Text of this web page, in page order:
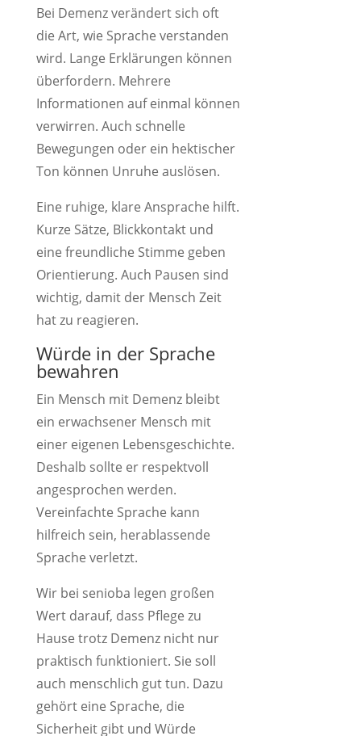
Bei Demenz verändert sich oft
die Art, wie Sprache verstanden
wird. Lange Erklärungen können
überfordern. Mehrere
Informationen auf einmal können
verwirren. Auch schnelle
Bewegungen oder ein hektischer
Ton können Unruhe auslösen.
Eine ruhige, klare Ansprache hilft.
Kurze Sätze, Blickkontakt und
eine freundliche Stimme geben
Orientierung. Auch Pausen sind
wichtig, damit der Mensch Zeit
hat zu reagieren.
Würde in der Sprache
bewahren
Ein Mensch mit Demenz bleibt
ein erwachsener Mensch mit
einer eigenen Lebensgeschichte.
Deshalb sollte er respektvoll
angesprochen werden.
Vereinfachte Sprache kann
hilfreich sein, herablassende
Sprache verletzt.
Wir bei senioba legen großen
Wert darauf, dass Pflege zu
Hause trotz Demenz nicht nur
praktisch funktioniert. Sie soll
auch menschlich gut tun. Dazu
gehört eine Sprache, die
Sicherheit gibt und Würde